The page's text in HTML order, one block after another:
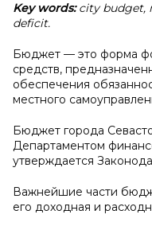
Key words:city budget,
deficit.
Бюджет — это форма
средств,
обеспечения
местного
Бюджет города
Департаментом
утверждается
Важнейшие части
его доходная и